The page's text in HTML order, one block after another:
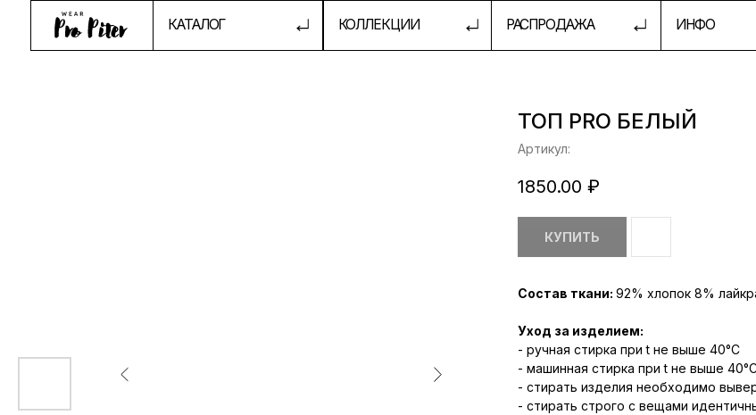
КАТАЛОГ ИНФО
РАСПРОДАЖА
КОЛЛЕКЦИИ
ТОП PRO БЕЛЫЙ
Артикул:
1850.00 ₽
КУПИТЬ
Состав ткани: 92% хлопок 8%
Уход за изделием:
- ручная стирка при t не выше 40°С
- машинная стирка при t не выше
- стирать изделия необходимо
- стирать строго с вещами